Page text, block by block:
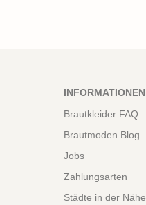
INFORMATIONEN
Brautkleider FAQ
Brautmoden Blog
Jobs
Zahlungsarten
Städte in der Nähe